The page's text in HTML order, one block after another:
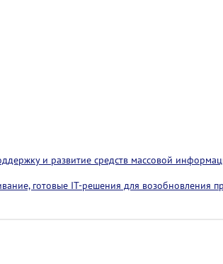
и развитие средств массовой
готовые IT-решения для возобновления